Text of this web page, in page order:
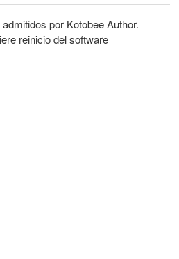
por Kotobee Author.
reinicio del software